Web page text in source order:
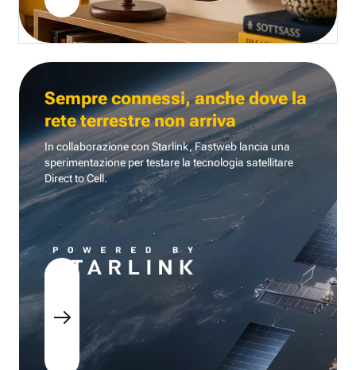
Sempre connessi, anche dove la
rete terrestre non arriva
In collaborazione con Starlink, Fastweb lancia una
sperimentazione per testare la tecnologia satellitare
Direct to Cell.